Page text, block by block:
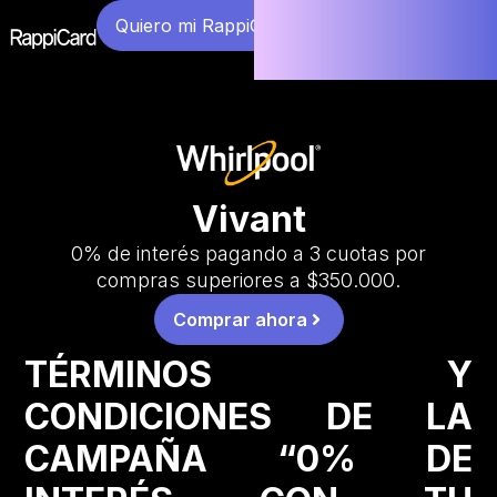
Quiero mi RappiCard
Vivant
0% de interés pagando a 3 cuotas por
compras superiores a $350.000.
Comprar ahora
TÉRMINOS Y
CONDICIONES DE LA
CAMPAÑA “0% DE